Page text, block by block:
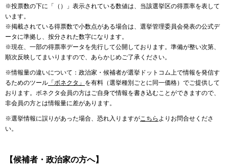
※投票数の下に「（）」表示されている数値は、当該選挙区の得票率を表して
います。
※掲載されている得票数で小数点がある場合は、選挙管理委員会発表の公式デ
ータに準拠し、按分された数字になります。
※現在、一部の得票率データを先行して公開しております。準備が整い次第、
順次反映してまいりますので、あらかじめご了承ください。
※情報量の違いについて：政治家・候補者が選挙ドットコム上で情報を発信す
るためのツール 「ボネクタ」 を有料（選挙種別ごとに同一価格）でご提供して
おります。ボネクタ会員の方はご自身で情報を書き込むことができますので、
非会員の方とは情報量に差があります。
※選挙情報に誤りがあった場合、恐れ入りますが こちら よりお問合せくださ
い。
【候補者・政治家の方へ】